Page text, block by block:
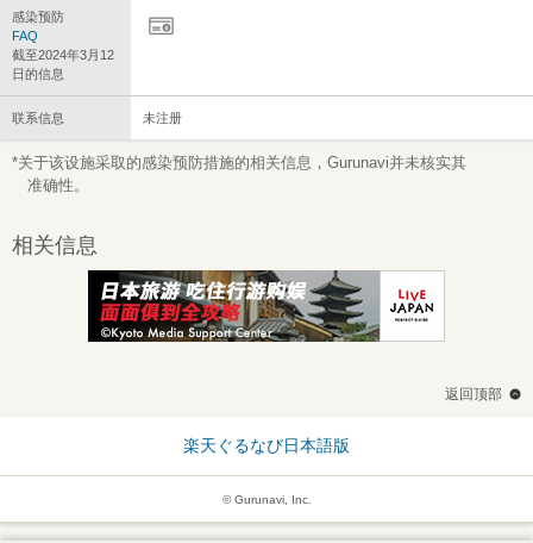
感染预防
FAQ
截至2024年3月12
日的信息
联系信息 未注册
*关于该设施采取的感染预防措施的相关信息，Gurunavi并未核实其
准确性。
相关信息
返回顶部
楽天ぐるなび日本語版
© Gurunavi, Inc.